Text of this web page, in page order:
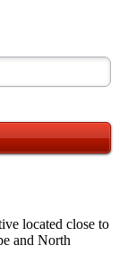
located close to
and North